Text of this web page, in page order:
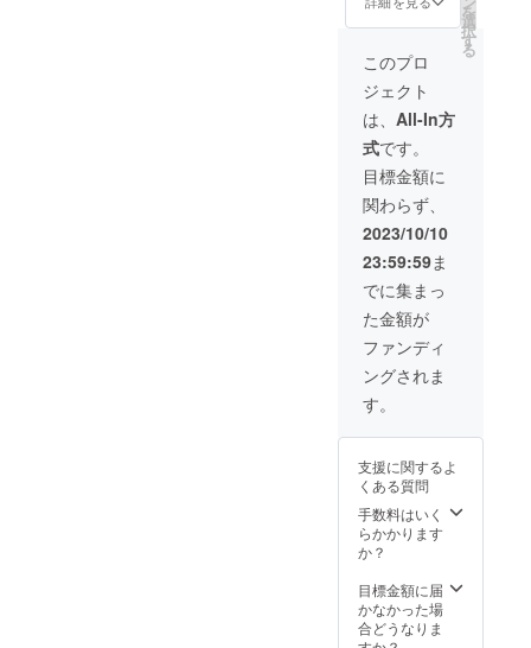
により
量産効
上した
場合、
正規販
売価格
予定価
格より
下がる
可能性
もござ
いま
す。
状況、
材の供
給状
況、製
造工程
上の都
合等に
より出
荷時期
る場合
があり
ます。
※皆様の
ご支援
により
量産効
場合、
正規販
売価格
が販売
予定価
格より
もござ
いま
す。
するも
ので
す。
※ご支援
後の
キャン
セルは
できま
せん。
※デザイ
ン・仕
様は変
更にな
る可能
性もご
ざいま
す。ご
了承く
ご注文
状況、
使用部
材の供
給状
況、製
合等に
より出
荷時期
予定価
格：
35,200
円（税
込み）
＜商品
内容＞
・多機
能マル
チハン
ガー×40
本 ※消
費税込
み ※割
引率は
販売予
定価格
に送料
を含む
合計金
ので
※ご支援
後の
キャン
セルは
できま
※デザイ
ン・仕
様は変
更にな
を
選
択
す
る
このプロ
ジェクト
は、 All-In方
式です。
目標金額に
関わらず、
2023/10/10
23:59:59ま
でに集まっ
た金額が
ファンディ
ングされま
す。
支援に関するよ
くある質問
手数料はいく
らかかります
か？
目標金額に届
かなかった場
合どうなりま